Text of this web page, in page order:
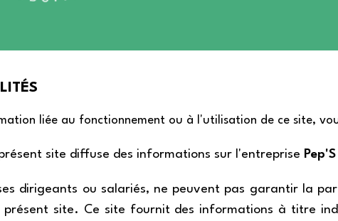
liée au fonctionnement ou à l'utilisation de ce site,
site diffuse des informations sur l'entreprise
dirigeants ou salariés, ne peuvent pas garantir la
présent site. Ce site fournit des informations à titre